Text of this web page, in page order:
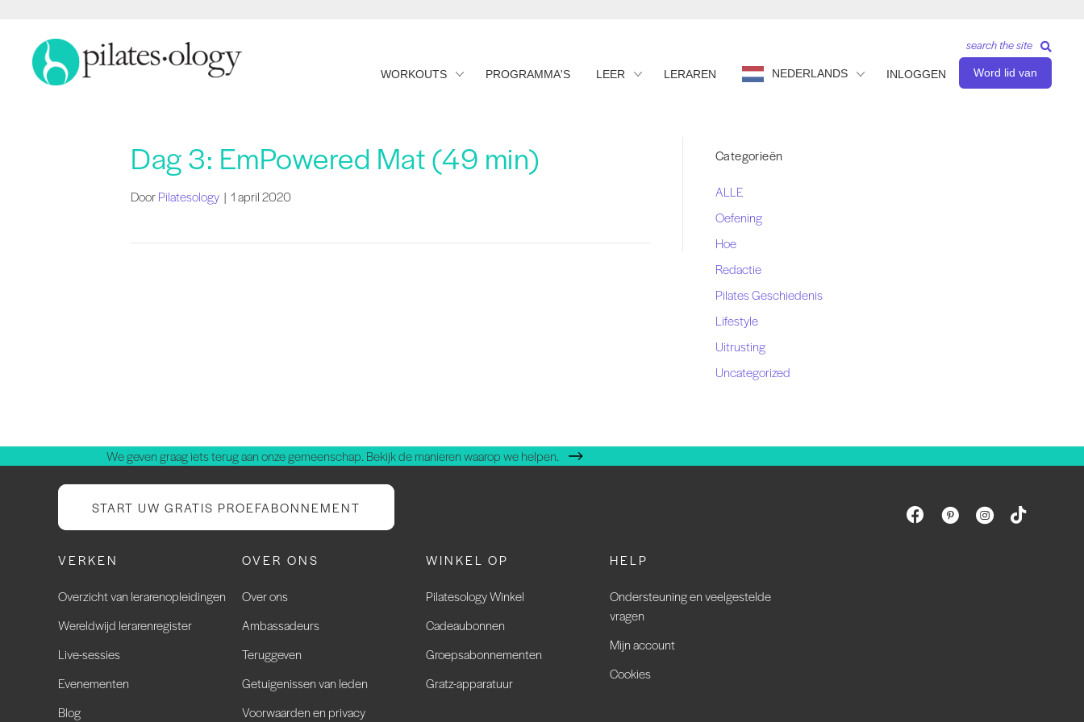
WORKOUTS PROGRAMMA'S LEER LERAREN NEDERLANDS INLOGGEN Word lid van
search the site
Dag 3: EmPowered Mat (49 min)
DoorPilatesology | 1 april 2020
Categorieën
ALLE
Oefening
Hoe
Redactie
Pilates Geschiedenis
Lifestyle
Uitrusting
Uncategorized
We geven graag iets terug aan onze gemeenschap. Bekijk de manieren waarop we helpen.
START UW GRATIS PROEFABONNEMENT
VERKEN
Overzicht van lerarenopleidingen
Wereldwijd lerarenregister
Live-sessies
Evenementen
Blog
OVER ONS
Over ons
Ambassadeurs
Teruggeven
Getuigenissen van leden
Voorwaarden en privacy
WINKEL OP
Pilatesology Winkel
Cadeaubonnen
Groepsabonnementen
Gratz-apparatuur
HELP
Ondersteuning en veelgestelde
vragen
Mijn account
Cookies